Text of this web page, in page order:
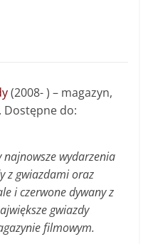
(2008- ) – magazyn,
Dostępne do:
wydarzenia
z gwiazdami oraz
i czerwone dywany z
gwiazdy
filmowym.